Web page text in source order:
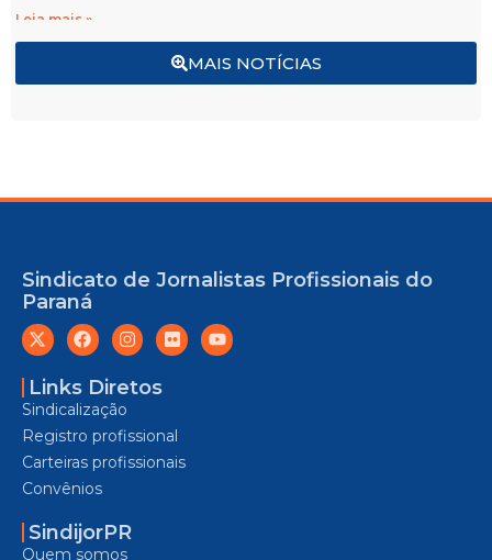
MAIS NOTÍCIAS
Leia mais »
Sindicato de Jornalistas Profissionais do
Paraná
Links Diretos
Sindicalização
Registro profissional
Carteiras profissionais
Convênios
SindijorPR
Quem somos